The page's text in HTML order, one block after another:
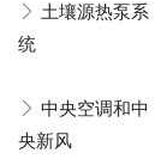
土壤源热泵系
统
中央空调和中
央新风